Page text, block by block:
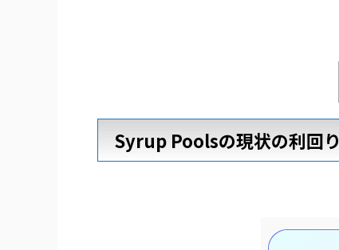
Syrup Poolsの現状の利回り